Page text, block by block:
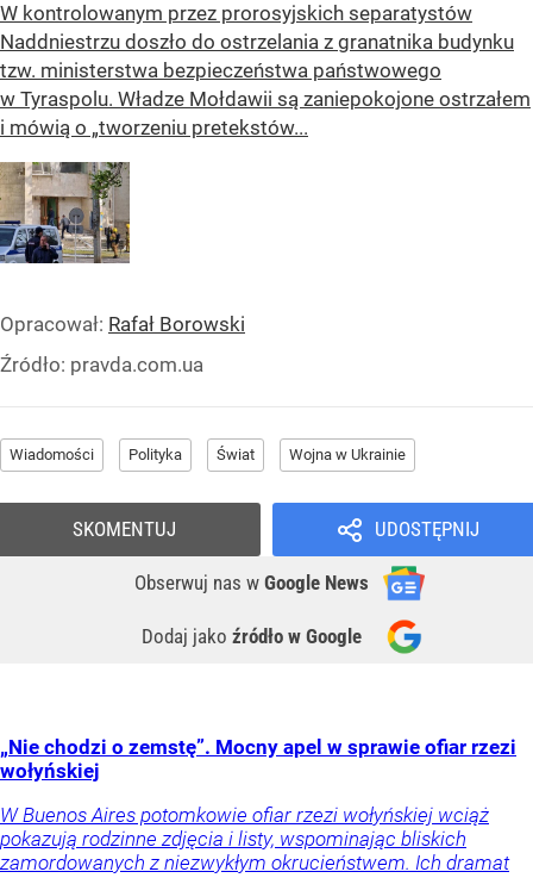
W kontrolowanym przez prorosyjskich separatystów
Naddniestrzu doszło do ostrzelania z granatnika budynku
tzw. ministerstwa bezpieczeństwa państwowego
w Tyraspolu. Władze Mołdawii są zaniepokojone ostrzałem
i mówią o „tworzeniu pretekstów...
Opracował: Rafał Borowski
Źródło: pravda.com.ua
Wiadomości Polityka Świat Wojna w Ukrainie
UDOSTĘPNIJ
Obserwuj nas w Google News
Dodaj jako źródło w Google
SKOMENTUJ
„Nie chodzi o zemstę”. Mocny apel w sprawie ofiar rzezi
wołyńskiej
W Buenos Aires potomkowie ofiar rzezi wołyńskiej wciąż
pokazują rodzinne zdjęcia i listy, wspominając bliskich
zamordowanych z niezwykłym okrucieństwem. Ich dramat